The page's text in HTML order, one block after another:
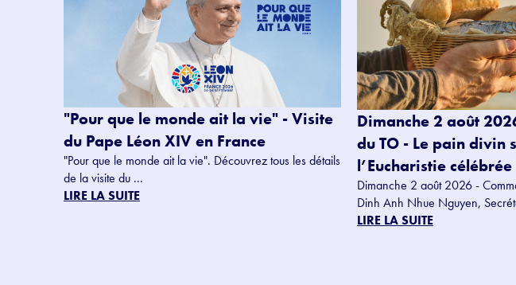
"Pour que le monde ait la vie" - Visite
du Pape Léon XIV en France
"Pour que le monde ait la vie". Découvrez tous les détails
de la visite du ...
LIRE LA SUITE
Dimanche 2 août
du TO - Le pain divin
l’Eucharistie célébrée
Dimanche 2 août 2026 -
Dinh Anh Nhue Nguyen,
LIRE LA SUITE